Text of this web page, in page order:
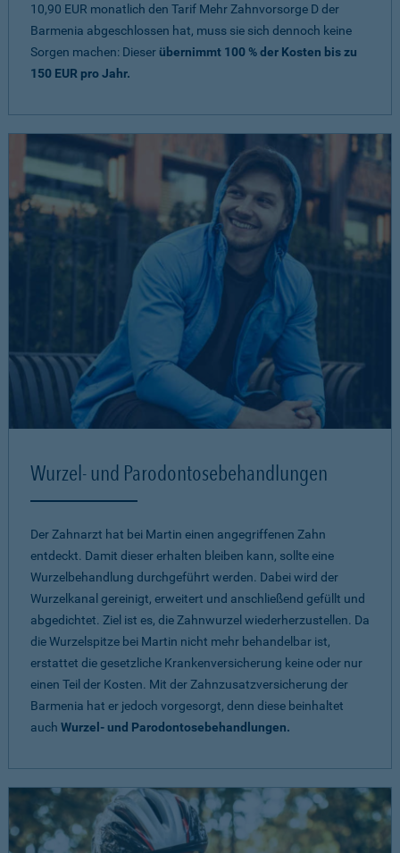
10,90 EUR monatlich den Tarif Mehr Zahnvorsorge D der
Barmenia abgeschlossen hat, muss sie sich dennoch keine
Sorgen machen: Dieser übernimmt 100 % der Kosten bis zu
150 EUR pro Jahr.
Wurzel- und Parodontosebehandlungen
Der Zahnarzt hat bei Martin einen angegriffenen Zahn
entdeckt. Damit dieser erhalten bleiben kann, sollte eine
Wurzelbehandlung durchgeführt werden. Dabei wird der
Wurzelkanal gereinigt, erweitert und anschließend gefüllt und
abgedichtet. Ziel ist es, die Zahnwurzel wiederherzustellen. Da
die Wurzelspitze bei Martin nicht mehr behandelbar ist,
erstattet die gesetzliche Krankenversicherung keine oder nur
einen Teil der Kosten. Mit der Zahnzusatzversicherung der
Barmenia hat er jedoch vorgesorgt, denn diese beinhaltet
auch Wurzel- und Parodontosebehandlungen.